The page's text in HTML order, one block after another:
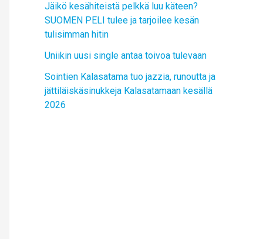
Jäikö kesähiteistä pelkkä luu käteen?
SUOMEN PELI tulee ja tarjoilee kesän
tulisimman hitin
Uniikin uusi single antaa toivoa tulevaan
Sointien Kalasatama tuo jazzia, runoutta ja
jättiläiskäsinukkeja Kalasatamaan kesällä
2026